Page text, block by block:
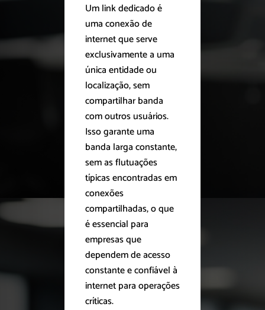
Um link dedicado é
uma conexão de
internet que serve
exclusivamente a uma
única entidade ou
localização, sem
compartilhar banda
com outros usuários.
Isso garante uma
banda larga constante,
sem as flutuações
típicas encontradas em
conexões
compartilhadas, o que
é essencial para
empresas que
dependem de acesso
constante e confiável à
internet para operações
críticas.